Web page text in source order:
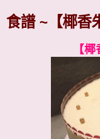
食譜 ~【椰香
【